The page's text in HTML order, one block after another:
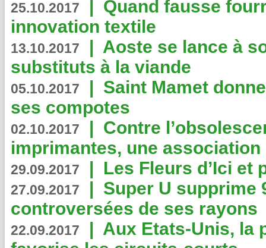
25.10.2017 | Quand fausse
innovation textile
13.10.2017 | Aoste se lance à
substituts à la viande
05.10.2017 | Saint Mamet
ses compotes
02.10.2017 | Contre
imprimantes, une
29.09.2017 | Les Fleurs d’Ici et
27.09.2017 | Super U supprime
controversées de ses rayons
22.09.2017 | Aux Etats-Unis, la